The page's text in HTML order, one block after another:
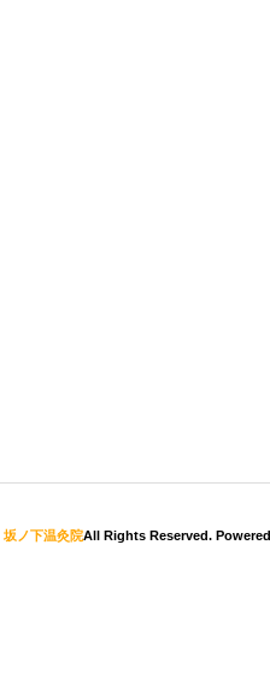
坂ノ下温灸院All Rights Reserved.